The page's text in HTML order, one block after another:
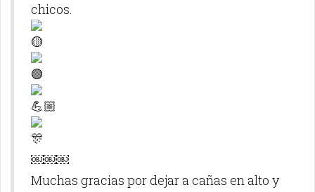
chicos.
￼￼￼
Muchas gracias por dejar a cañas en alto y